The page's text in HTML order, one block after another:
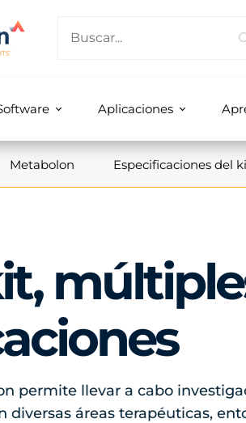
Aplicaciones
Metabolon Especificaciones del
permite llevar a cabo
diversas áreas terapéuticas,